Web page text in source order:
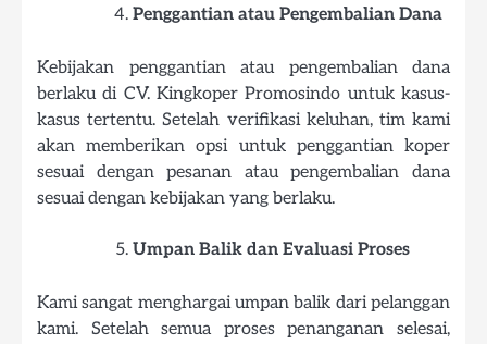
Penggantian atau Pengembalian Dana
Kebijakan penggantian atau pengembalian dana
berlaku di CV. Kingkoper Promosindo untuk kasus-
kasus tertentu. Setelah verifikasi keluhan, tim kami
akan memberikan opsi untuk penggantian koper
sesuai dengan pesanan atau pengembalian dana
sesuai dengan kebijakan yang berlaku.
Umpan Balik dan Evaluasi Proses
Kami sangat menghargai umpan balik dari pelanggan
kami. Setelah semua proses penanganan selesai,